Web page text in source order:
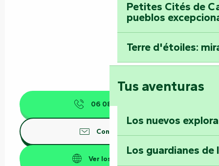
Petites Cités de
pueblos
Terre d'étoiles:
Tus aventuras
Los nuevos
Los guardianes de
06 08 93 30
Contáctenos
Ver los sitios web